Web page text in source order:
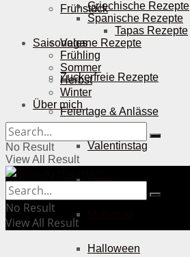
Frühstück
Vegane Rezepte
Zuckerfreie Rezepte
Feiertage & Anlässe
Valentinstag
Ostern
Halloween
Griechische Rezepte
Spanische Rezepte
Tapas Rezepte
Saisonales
Frühling
Sommer
Herbst
Winter
Über mich
No Result
View All Result
No Result
View All Result